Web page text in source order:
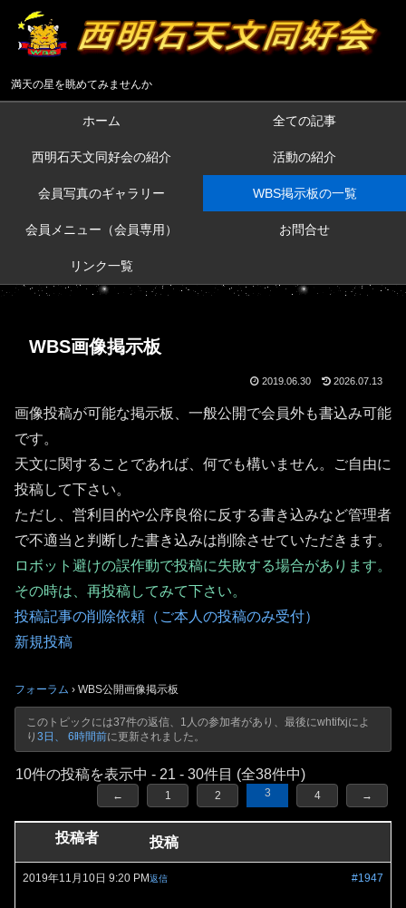
満天の星を眺めてみませんか
ホーム 全ての記事
西明石天文同好会の紹介 活動の紹介
会員写真のギャラリー WBS掲示板の一覧
会員メニュー（会員専用） お問合せ
リンク一覧
WBS画像掲示板
2019.06.30 2026.07.13
画像投稿が可能な掲示板、一般公開で会員外も書込み可能
です。
天文に関することであれば、何でも構いません。ご自由に
投稿して下さい。
ただし、営利目的や公序良俗に反する書き込みなど管理者
で不適当と判断した書き込みは削除させていただきます。
ロボット避けの誤作動で投稿に失敗する場合があります。
その時は、再投稿してみて下さい。
投稿記事の削除依頼（ご本人の投稿のみ受付）
新規投稿
フォーラム › WBS公開画像掲示板
このトピックには37件の返信、1人の参加者があり、最後にwhtifxjによ
り 3日、 6時間前に更新されました。
10件の投稿を表示中 - 21 - 30件目 (全38件中)
← 1 2 3 4 →
投稿者 投稿
2019年11月10日 9:20 PM #1947
返信